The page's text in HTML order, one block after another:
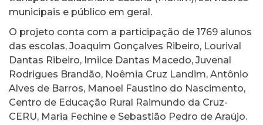
municipais e público em geral.
O projeto conta com a participação de 1769 alunos
das escolas, Joaquim Gonçalves Ribeiro, Lourival
Dantas Ribeiro, Imilce Dantas Macedo, Juvenal
Rodrigues Brandão, Noêmia Cruz Landim, Antônio
Alves de Barros, Manoel Faustino do Nascimento,
Centro de Educação Rural Raimundo da Cruz-
CERU, Maria Fechine e Sebastião Pedro de Araújo.